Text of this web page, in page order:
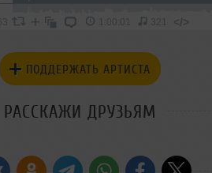
63 321 </>
ПОДДЕРЖАТЬ АРТИСТА
РАССКАЖИ ДРУЗЬЯМ